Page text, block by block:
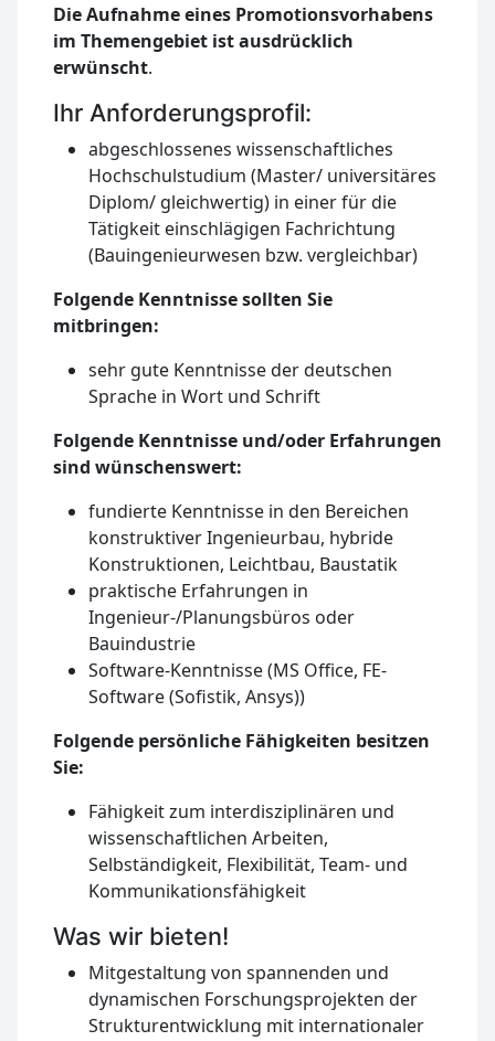
Die Aufnahme eines Promotionsvorhabens
im Themengebiet ist ausdrücklich
erwünscht.
Ihr Anforderungsprofil:
abgeschlossenes wissenschaftliches
Hochschulstudium (Master/ universitäres
Diplom/ gleichwertig) in einer für die
Tätigkeit einschlägigen Fachrichtung
(Bauingenieurwesen bzw. vergleichbar)
Folgende Kenntnisse sollten Sie
mitbringen:
sehr gute Kenntnisse der deutschen
Sprache in Wort und Schrift
Folgende Kenntnisse und/oder Erfahrungen
sind wünschenswert:
fundierte Kenntnisse in den Bereichen
konstruktiver Ingenieurbau, hybride
Konstruktionen, Leichtbau, Baustatik
praktische Erfahrungen in
Ingenieur-/Planungsbüros oder
Bauindustrie
Software-Kenntnisse (MS Office, FE-
Software (Sofistik, Ansys))
Folgende persönliche Fähigkeiten besitzen
Sie:
Fähigkeit zum interdisziplinären und
wissenschaftlichen Arbeiten,
Selbständigkeit, Flexibilität, Team- und
Kommunikationsfähigkeit
Was wir bieten!
Mitgestaltung von spannenden und
dynamischen Forschungsprojekten der
Strukturentwicklung mit internationaler